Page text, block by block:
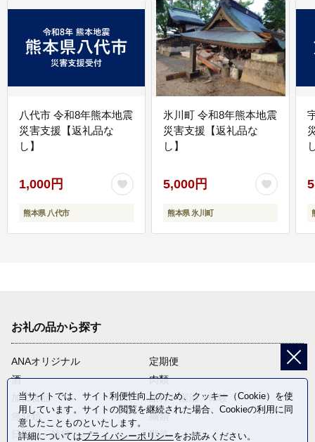
八代市 令和8年熊本地震
災害支援【返礼品な
し】
1,000円
熊本県 八代市
氷川町 令和8年熊本地震
災害支援【返礼品な
し】
5,000円
熊本県 氷川町
お礼の品から探す
ANAオリジナル
定期便
酒
肉類
加工食品
旅行・宿泊・体験
魚介類
麺類
日用品・雑貨
野菜
当サイトでは、サイト利便性向上のため、クッキー（Cookie）を使
用しています。サイトの閲覧を継続された場合、Cookieの利用に同
意したことものといたします。
詳細についてはプライバシーポリシーをお読みください。